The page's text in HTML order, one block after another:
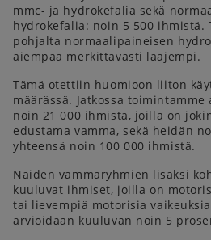
mmc- ja hydrokefalia sekä
hydrokefalia: noin 5 500
pohjalta normaalipaineisen
aiempaa merkittävästi laajempi.
Tämä otettiin huomioon liiton
määrässä. Jatkossa
noin 21 000 ihmistä, joilla on
edustama vamma, sekä heidän
yhteensä noin 100 000 ihmistä.
Näiden vammaryhmien lisäksi
kuuluvat ihmiset, joilla on
tai lievempiä motorisia
arvioidaan kuuluvan noin 5